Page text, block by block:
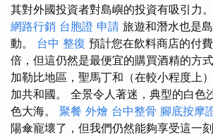
其對外國投資者對島嶼的投資有吸引力。
網路行銷 台胞證 申請 旅遊和潛水也是
動。 台中 整復 預計您在飲料商店的付
倍，但這仍然是最便宜的購買酒精的方式
加勒比地區，聖馬丁和（在較小程度上
加共和國。 全景令人著迷，典型的白色
色大海。 聚餐 外燴 台中整骨 腳底按摩
陽傘寵壞了，但我們仍然能夠享受這一刻